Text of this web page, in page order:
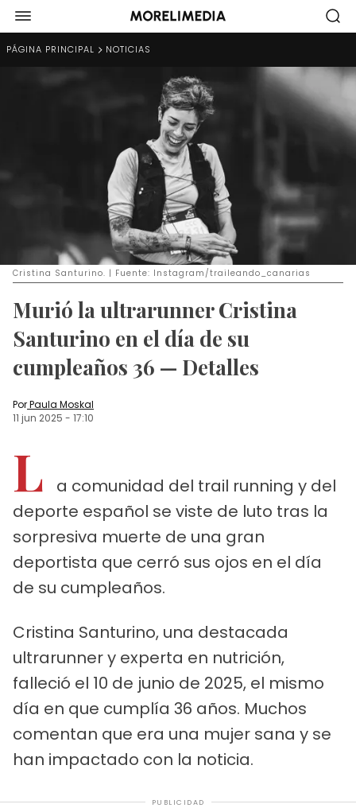
PÁGINA PRINCIPAL NOTICIAS
Cristina Santurino. | Fuente: Instagram/traileando_canarias
Murió la ultrarunner Cristina
Santurino en el día de su
cumpleaños 36 — Detalles
PorPaula Moskal
11 jun 2025 - 17:10
L
a comunidad del trail running y del
deporte español se viste de luto tras la
sorpresiva muerte de una gran
deportista que cerró sus ojos en el día
de su cumpleaños.
Cristina Santurino, una destacada
ultrarunner y experta en nutrición,
falleció el 10 de junio de 2025, el mismo
día en que cumplía 36 años. Muchos
comentan que era una mujer sana y se
han impactado con la noticia.
PUBLICIDAD